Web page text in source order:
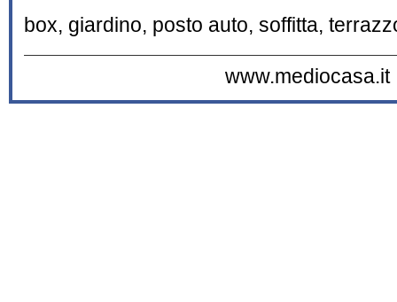
box, giardino, posto auto, soffitta,
www.mediocasa.it